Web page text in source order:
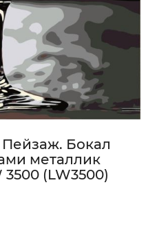
Бокал
металлик
(LW3500)